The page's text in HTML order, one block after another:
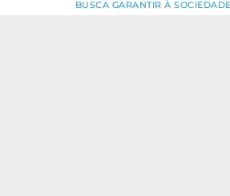
BUSCA GARANTIR À